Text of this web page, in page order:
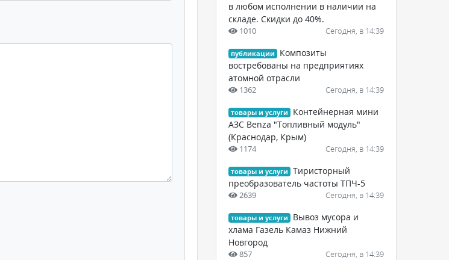
в любом исполнении в наличии на
складе. Скидки до 40%.
1010 Сегодня, в 14:39
публикации
Композиты
востребованы на предприятиях
атомной отрасли
1362 Сегодня, в 14:39
товары и услуги
Контейнерная мини
АЗС Benza "Топливный модуль"
(Краснодар, Крым)
1174 Сегодня, в 14:39
товары и услуги
Тиристорный
преобразователь частоты ТПЧ-5
2639 Сегодня, в 14:39
товары и услуги
Вывоз мусора и
хлама Газель Камаз Нижний
Новгород
857 Сегодня, в 14:39